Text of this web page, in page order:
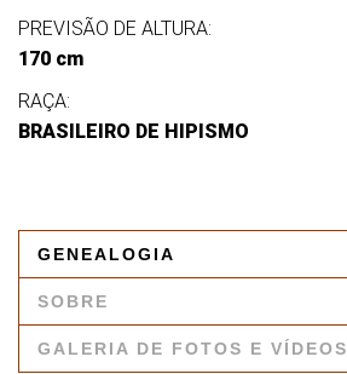
PREVISÃO DE ALTURA:
170 cm
RAÇA:
BRASILEIRO DE HIPISMO
GENEALOGIA
SOBRE
GALERIA DE FOTOS E VÍDEOS